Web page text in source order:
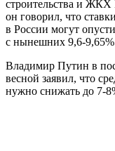
строительства и ЖКХ
он говорил, что
в России могут
с нынешних 9,6-
Владимир Путин в
весной заявил, что
нужно снижать до 7-